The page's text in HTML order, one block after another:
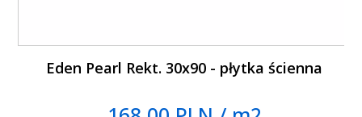
Eden Pearl Rekt. 30x90 - płytka ścienna